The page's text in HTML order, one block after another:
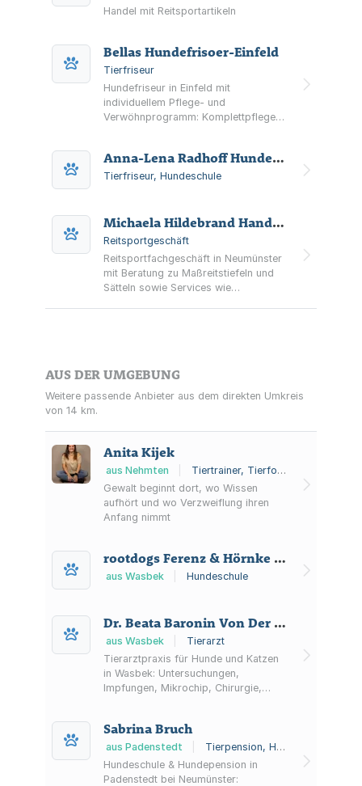
Handel mit Reitsportartikeln
Bellas Hundefrisoer-Einfeld
Tierfriseur
Hundefriseur in Einfeld mit
individuellem Pflege- und
Verwöhnprogramm: Komplettpflege
Ohrenpflege. Hol- und Bringservice
nach Absprache.
Anna-Lena Radhoff Hundesalon Nice Dogs
Tierfriseur, Hundeschule
Michaela Hildebrand Handel mit Reitsportartikeln MHR Reitsport und Mode
Reitsportgeschäft
Reitsportfachgeschäft in Neumünster
mit Beratung zu Maßreitstiefeln und
Sätteln sowie Services wie
AUS DER UMGEBUNG
Weitere passende Anbieter aus dem direkten Umkreis
von 14 km.
Anita Kijek
aus Nehmten
Tiertrainer, Tierfotograf, Tierverhaltensberatung
Gewalt beginnt dort, wo Wissen
aufhört und wo Verzweiflung ihren
Anfang nimmt
rootdogs Ferenz & Hörnke oHG
aus Wasbek Hundeschule
Dr. Beata Baronin Von Der Ropp-Brenner Tierarzt
aus Wasbek
Tierarzt
Tierarztpraxis für Hunde und Katzen
in Wasbek: Untersuchungen,
Impfungen, Mikrochip, Chirurgie,
Sabrina Bruch
aus Padenstedt
Tierpension, Hundeschule
Hundeschule & Hundepension in
Padenstedt bei Neumünster: